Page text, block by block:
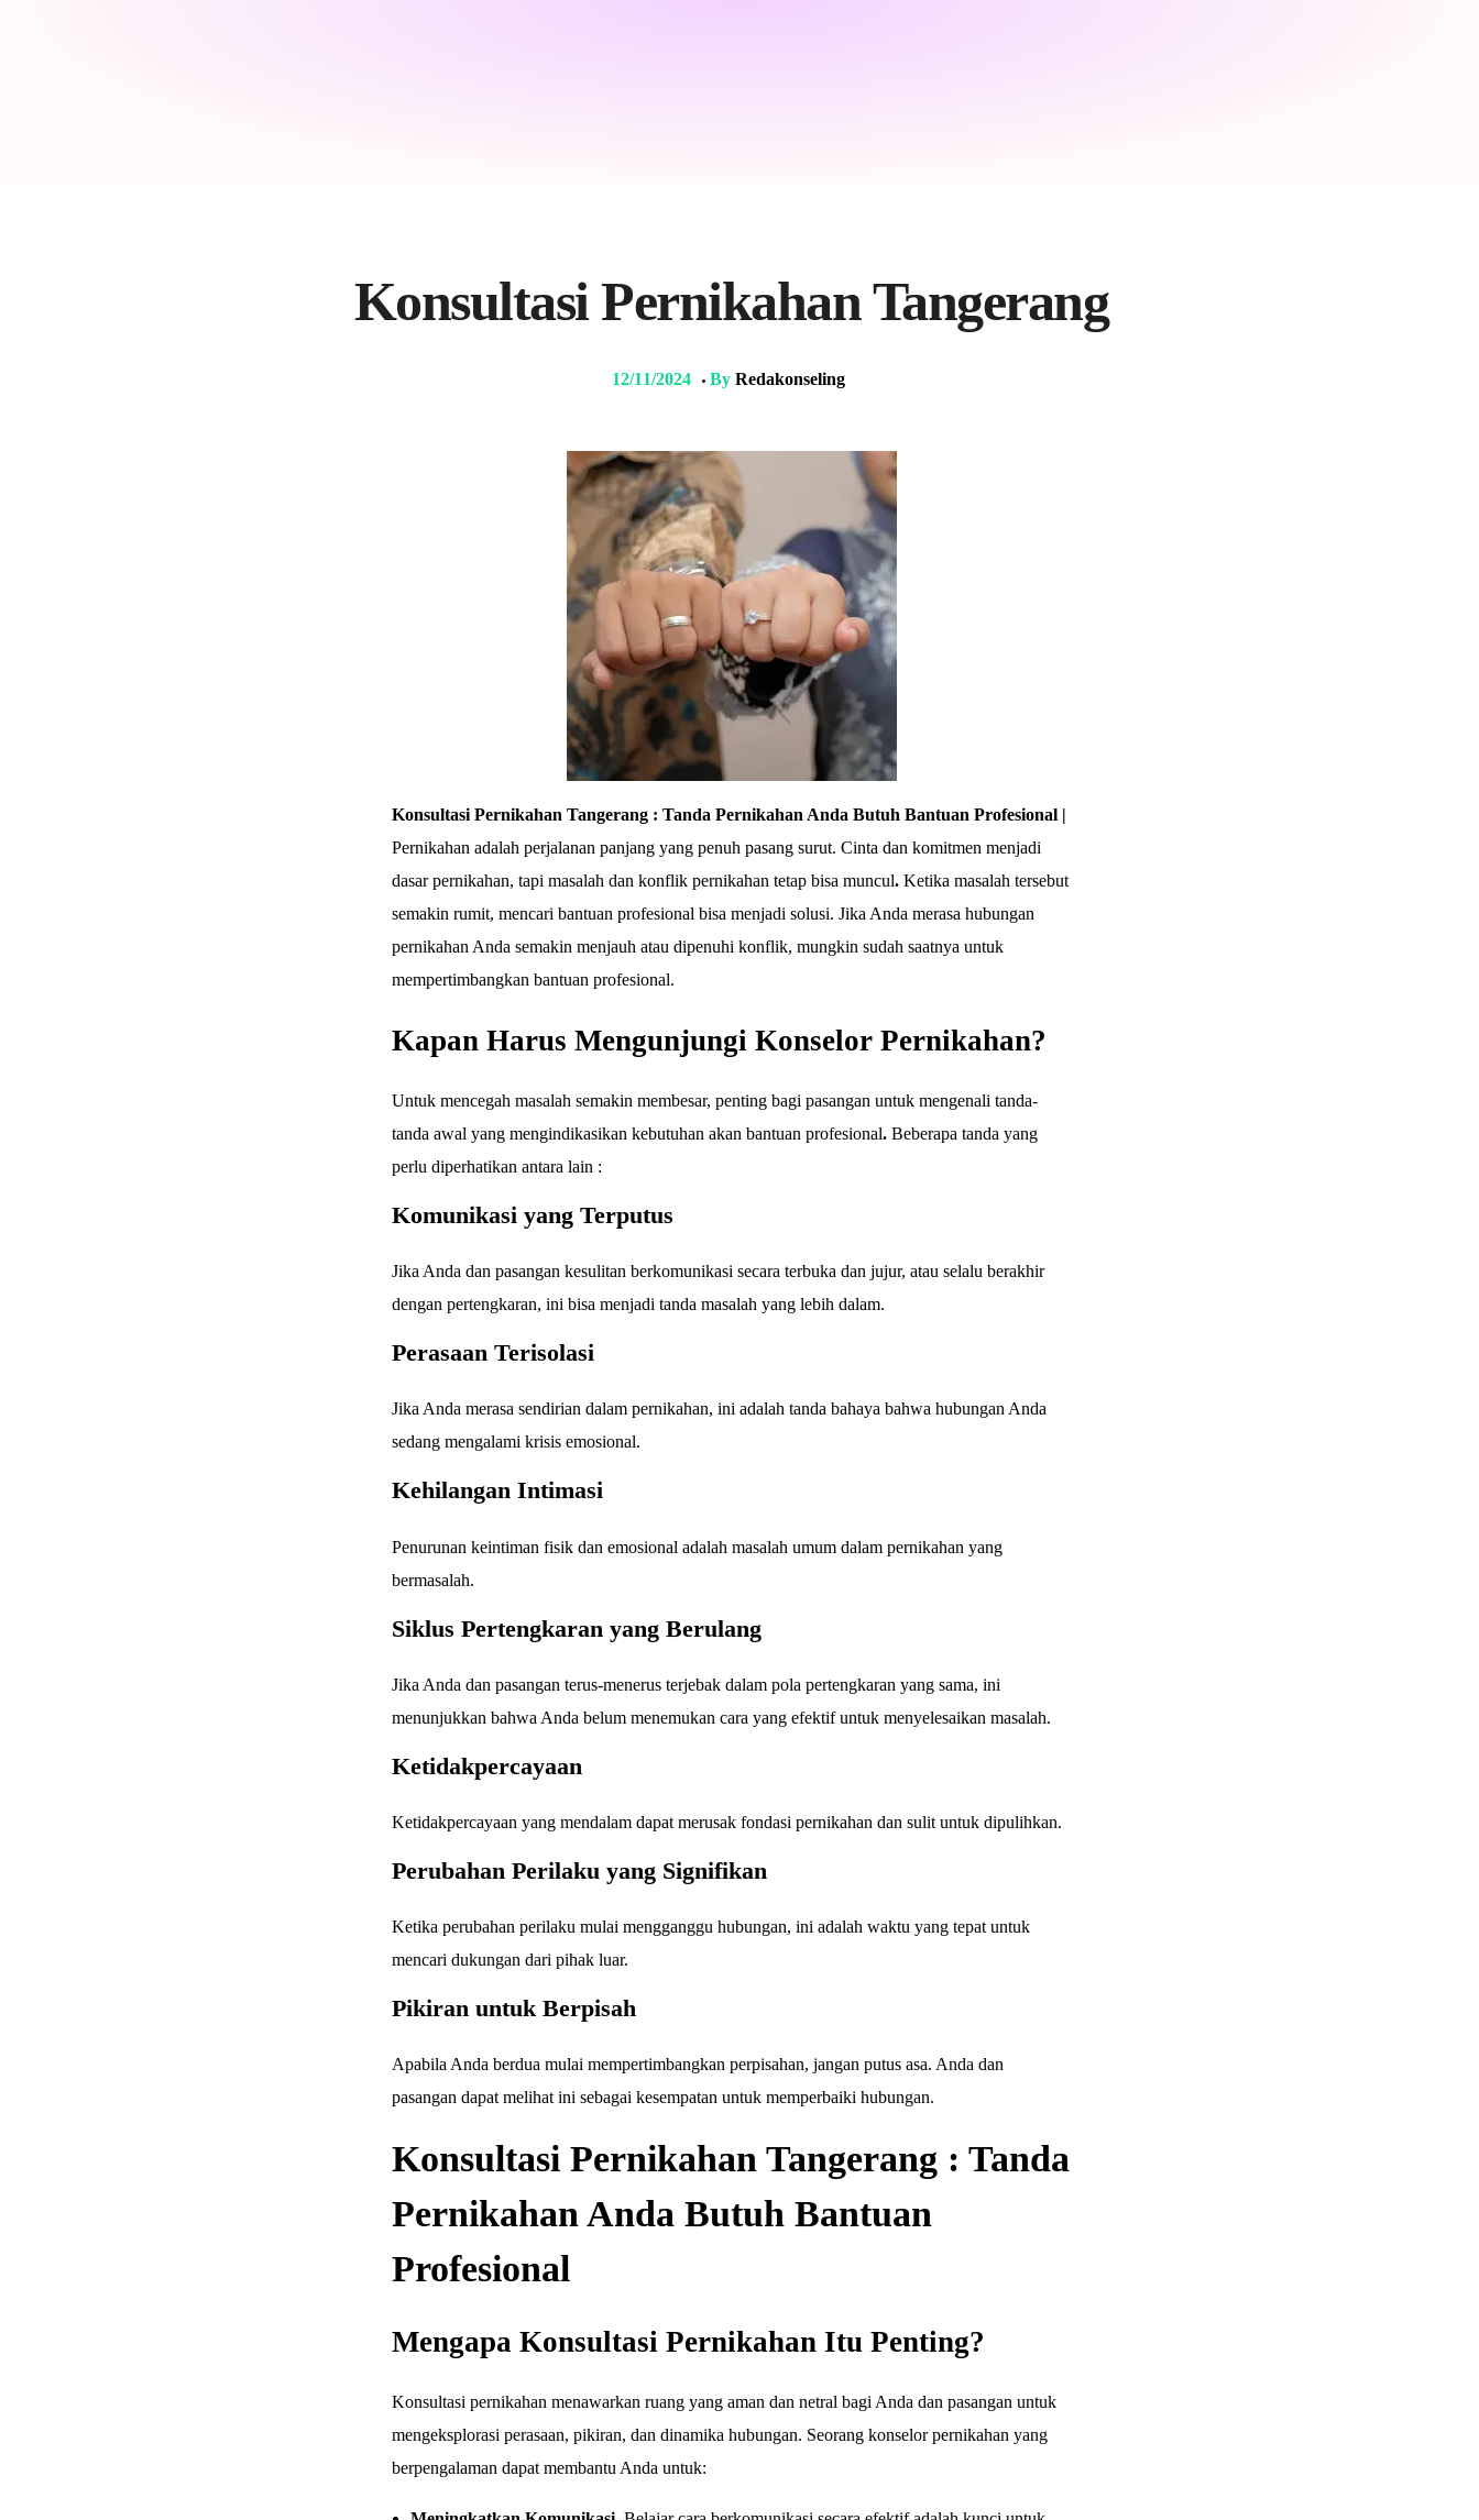
Konsultasi Pernikahan Tangerang
12/11/2024 By Redakonseling
Konsultasi Pernikahan Tangerang : Tanda Pernikahan Anda Butuh Bantuan Profesional |
Pernikahan adalah perjalanan panjang yang penuh pasang surut. Cinta dan komitmen menjadi
dasar pernikahan, tapi masalah dan konflik pernikahan tetap bisa muncul.Ketika masalah tersebut
semakin rumit, mencari bantuan profesional bisa menjadi solusi. Jika Anda merasa hubungan
pernikahan Anda semakin menjauh atau dipenuhi konflik, mungkin sudah saatnya untuk
mempertimbangkan bantuan profesional.
Kapan Harus Mengunjungi Konselor Pernikahan?
Untuk mencegah masalah semakin membesar, penting bagi pasangan untuk mengenali tanda-
tanda awal yang mengindikasikan kebutuhan akan bantuan profesional.Beberapa tanda yang
perlu diperhatikan antara lain :
Komunikasi yang Terputus
Jika Anda dan pasangan kesulitan berkomunikasi secara terbuka dan jujur, atau selalu berakhir
dengan pertengkaran, ini bisa menjadi tanda masalah yang lebih dalam.
Perasaan Terisolasi
Jika Anda merasa sendirian dalam pernikahan, ini adalah tanda bahaya bahwa hubungan Anda
sedang mengalami krisis emosional.
Kehilangan Intimasi
Penurunan keintiman fisik dan emosional adalah masalah umum dalam pernikahan yang
bermasalah.
Siklus Pertengkaran yang Berulang
Jika Anda dan pasangan terus-menerus terjebak dalam pola pertengkaran yang sama, ini
menunjukkan bahwa Anda belum menemukan cara yang efektif untuk menyelesaikan masalah.
Ketidakpercayaan
Ketidakpercayaan yang mendalam dapat merusak fondasi pernikahan dan sulit untuk dipulihkan.
Perubahan Perilaku yang Signifikan
Ketika perubahan perilaku mulai mengganggu hubungan, ini adalah waktu yang tepat untuk
mencari dukungan dari pihak luar.
Pikiran untuk Berpisah
Apabila Anda berdua mulai mempertimbangkan perpisahan, jangan putus asa. Anda dan
pasangan dapat melihat ini sebagai kesempatan untuk memperbaiki hubungan.
Konsultasi Pernikahan Tangerang : Tanda
Pernikahan Anda Butuh Bantuan
Profesional
Mengapa Konsultasi Pernikahan Itu Penting?
Konsultasi pernikahan menawarkan ruang yang aman dan netral bagi Anda dan pasangan untuk
mengeksplorasi perasaan, pikiran, dan dinamika hubungan. Seorang konselor pernikahan yang
berpengalaman dapat membantu Anda untuk: